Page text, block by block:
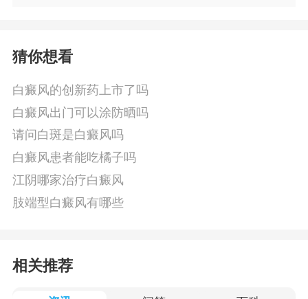
猜你想看
白癜风的创新药上市了吗
白癜风出门可以涂防晒吗
请问白斑是白癜风吗
白癜风患者能吃橘子吗
江阴哪家治疗白癜风
肢端型白癜风有哪些
相关推荐